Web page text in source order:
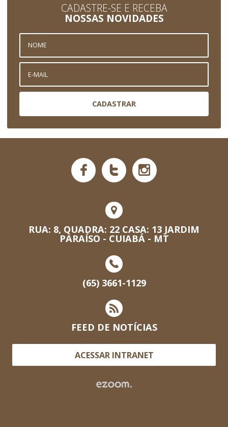
CADASTRE-SE E RECEBA
NOSSAS NOVIDADES
CADASTRAR
RUA: 8, QUADRA: 22 CASA: 13 JARDIM
PARAÍSO - CUIABÁ - MT
(65) 3661-1129
FEED DE NOTÍCIAS
ACESSAR INTRANET